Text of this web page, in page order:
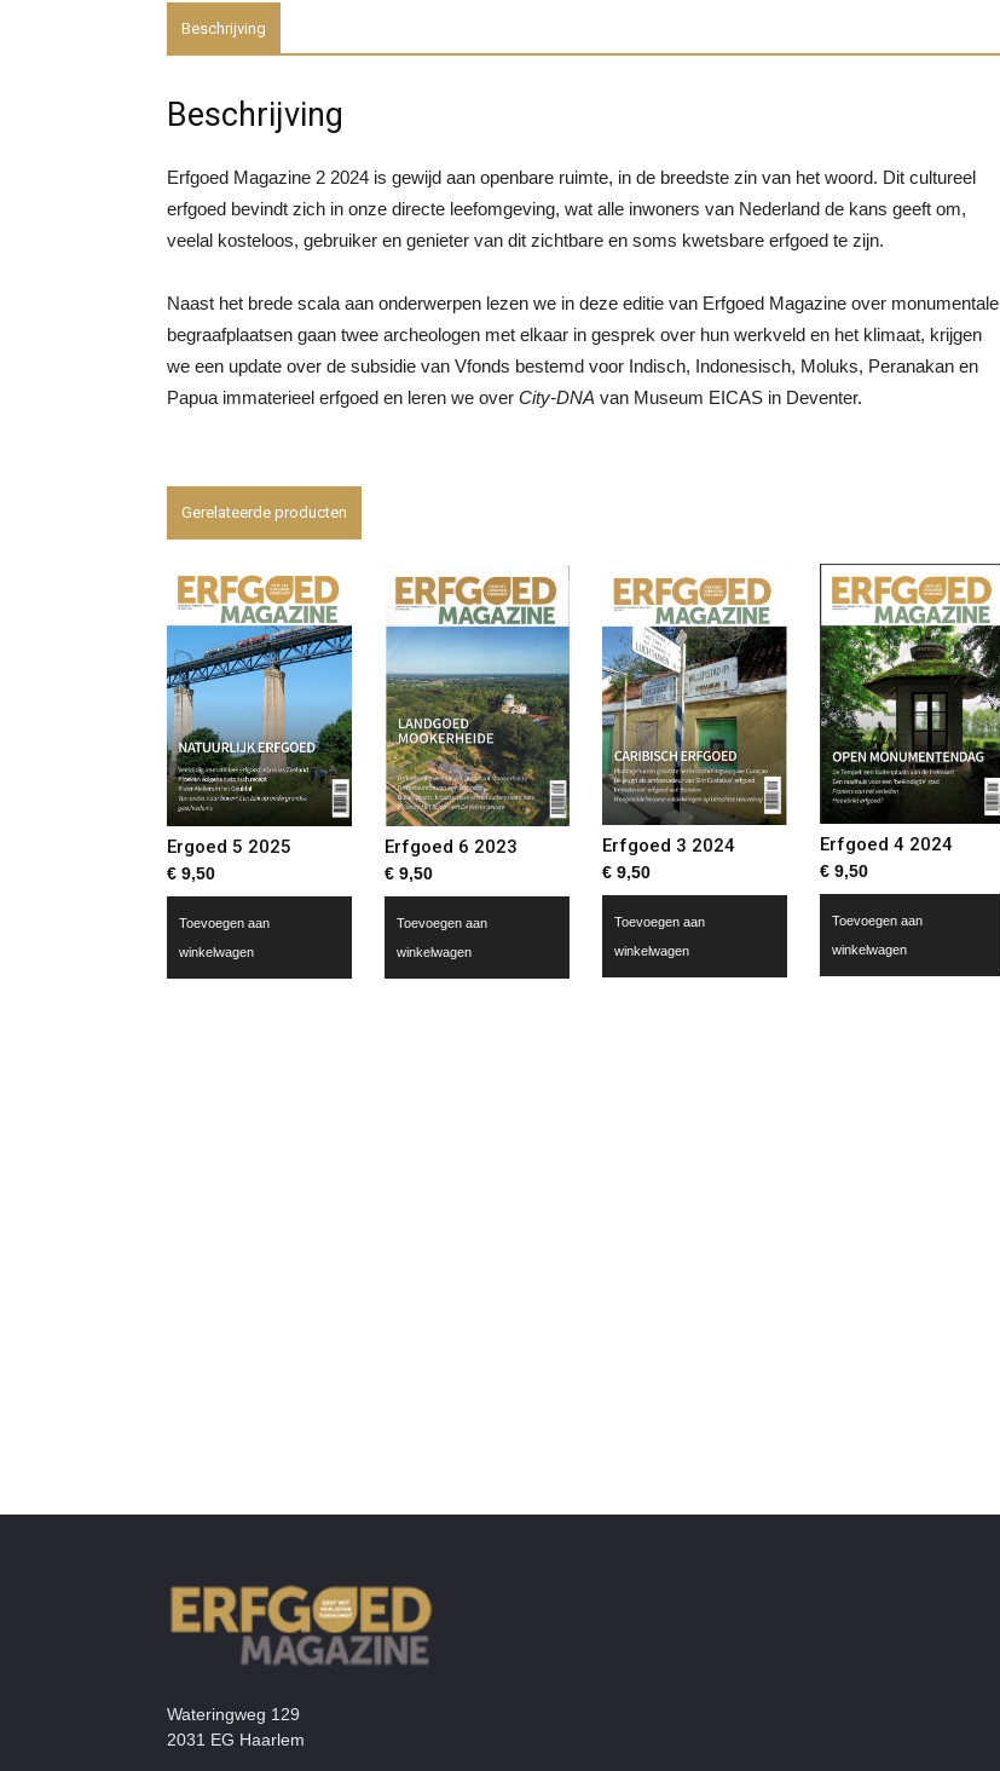
Beschrijving
Beschrijving
Erfgoed Magazine 2 2024 is gewijd aan openbare ruimte, in de breedste zin van het woord. Dit cultureel
erfgoed bevindt zich in onze directe leefomgeving, wat alle inwoners van Nederland de kans geeft om,
veelal kosteloos, gebruiker en genieter van dit zichtbare en soms kwetsbare erfgoed te zijn.
Naast het brede scala aan onderwerpen lezen we in deze editie van Erfgoed Magazine over monumentale
begraafplaatsen gaan twee archeologen met elkaar in gesprek over hun werkveld en het klimaat, krijgen
we een update over de subsidie van Vfonds bestemd voor Indisch, Indonesisch, Moluks, Peranakan en
Papua immaterieel erfgoed en leren we over City-DNA van Museum EICAS in Deventer.
Gerelateerde producten
Ergoed 5 2025
€ 9,50
Toevoegen aan
winkelwagen
Erfgoed 6 2023
€9,50
Toevoegen aan
winkelwagen
Erfgoed 3 2024
€9,50
Toevoegen aan
winkelwagen
Erfgoed 4 2024
€9,50
Toevoegen aan
winkelwagen
Wateringweg 129
2031 EG Haarlem